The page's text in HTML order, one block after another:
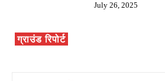
ग्राउंड रिपोर्ट
July 26, 2025